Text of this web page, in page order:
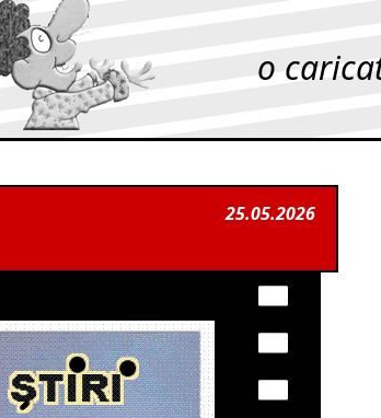
o
25.05.2026